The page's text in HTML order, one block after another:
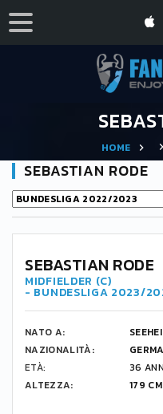
HOME
SEBASTIAN RODE
17
SEBASTIAN RODE
MIDFIELDER (C)
- BUNDESLIGA 2023/
NATO A:
NAZIONALITÀ:
ETÀ:
36
ALTEZZA:
179 CM